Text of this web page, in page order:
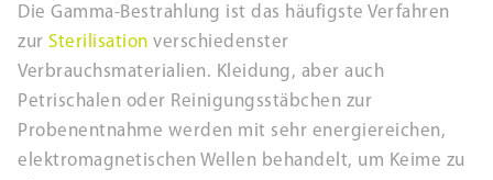
Die Gamma-Bestrahlung ist das häufigste Verfahren
zur Sterilisation verschiedenster
Verbrauchsmaterialien. Kleidung, aber auch
Petrischalen oder Reinigungsstäbchen zur
Probenentnahme werden mit sehr energiereichen,
elektromagnetischen Wellen behandelt, um Keime zu